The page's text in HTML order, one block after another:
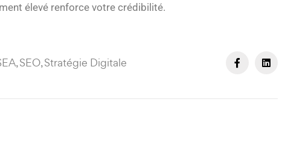
élevé renforce votre crédibilité.
SEO Stratégie Digitale